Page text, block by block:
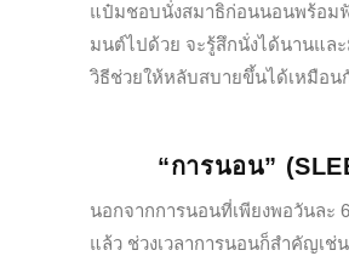
แป๋มชอบนั่งสมาธิก่อนนอนพร้อม
มนต์ไปด้วย จะรู้สึกนั่งได้นานแล
วิธีช่วยให้หลับสบายขึ้นได้เหมือน
“การนอน”
นอกจากการนอนที่เพียงพอวันละ
แล้ว ช่วงเวลาการนอนก็สำคัญเช่